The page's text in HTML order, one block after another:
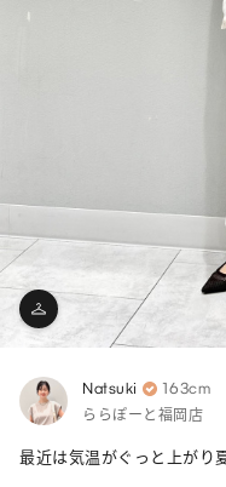
Natsuki 163cm
ららぽーと福岡店
最近は気温がぐっと上がり